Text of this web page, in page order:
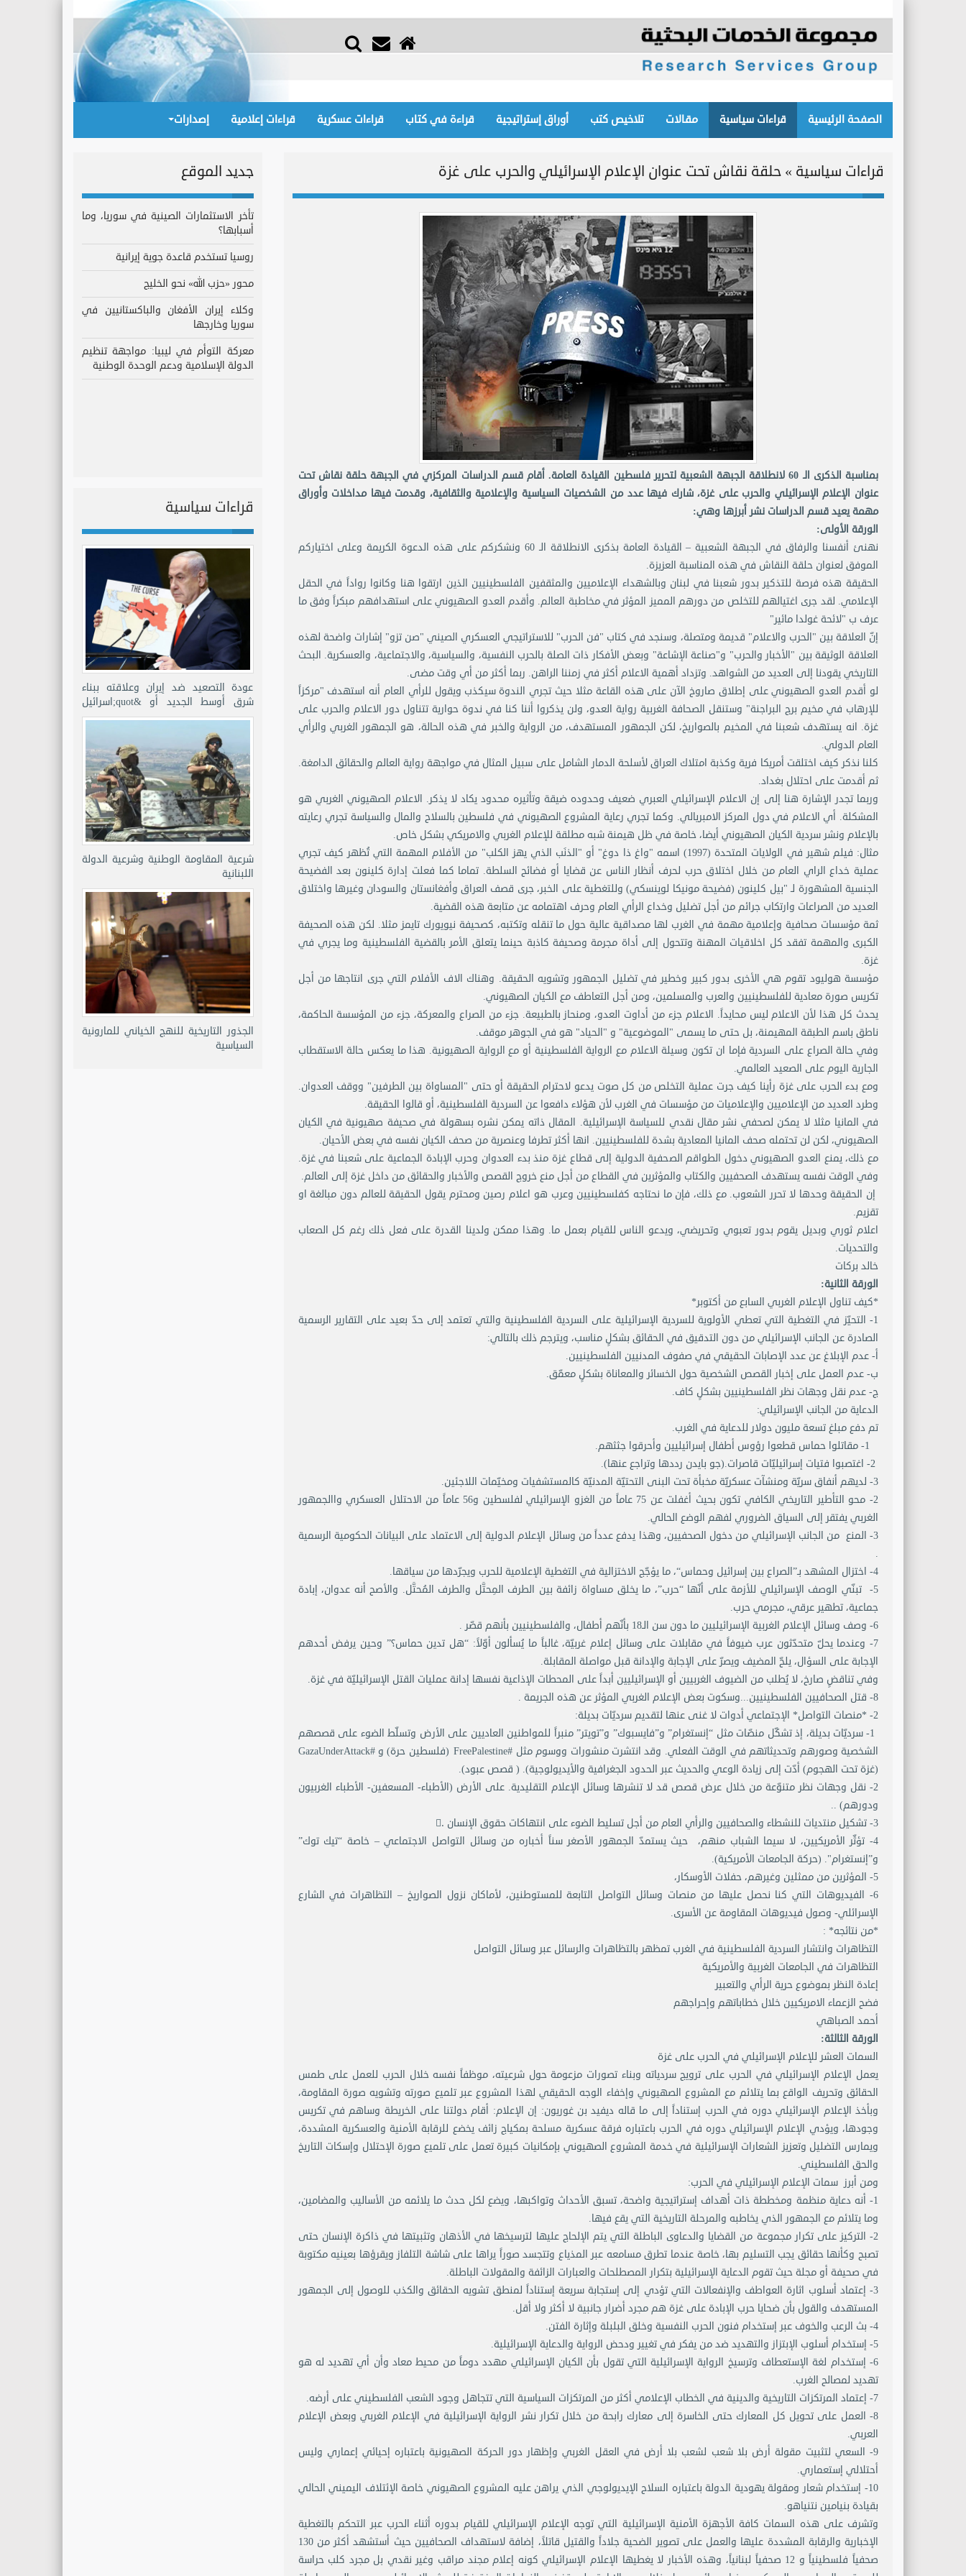
الصفحة الرئيسية قراءات سياسية مقالات تلاخيص كتب أوراق إستراتيجية قراءة في كتاب قراءات عسكرية قراءات إعلامية إصدارات
قراءات سياسية » حلقة نقاش تحت عنوان الإعلام الإسرائيلي والحرب على غزة
بمناسبة الذكرى الـ 60 لانطلاقة الجبهة الشعبية لتحرير فلسطين القيادة العامة. أقام قسم الدراسات المركزي في الجبهة حلقة نقاش تحت
عنوان الإعلام الإسرائيلي والحرب على غزة، شارك فيها عدد من الشخصيات السياسية والإعلامية والثقافية، وقدمت فيها مداخلات وأوراق
مهمة يعيد قسم الدراسات نشر أبرزها وهي:
الورقة الأولى:
نهنئ أنفسنا والرفاق في الجبهة الشعبية – القيادة العامة بذكرى الانطلاقة الـ 60 ونشكركم على هذه الدعوة الكريمة وعلى اختياركم
الموفق لعنوان حلقة النقاش في هذه المناسبة العزيزة.
الحقيقة هذه فرصة للتذكير بدور شعبنا في لبنان وبالشهداء الإعلاميين والمثقفين الفلسطينيين الذين ارتقوا هنا وكانوا رواداً في الحقل
الإعلامي. لقد جرى اغتيالهم للتخلص من دورهم المميز المؤثر في مخاطبة العالم. وأقدم العدو الصهيوني على استهدافهم مبكراً وفق ما
عرف ب "لائحة غولدا مائير"
إنّ العلاقة بين "الحرب والاعلام" قديمة ومتصلة، وسنجد في كتاب "فن الحرب" للاستراتيجي العسكري الصيني "صن تزو" إشارات واضحة لهذه
العلاقة الوثيقة بين "الأخبار والحرب" و"صناعة الإشاعة" وبعض الأفكار ذات الصلة بالحرب النفسية، والسياسية، والاجتماعية، والعسكرية. البحث
التاريخي يقودنا إلى العديد من الشواهد. وتزداد أهمية الاعلام أكثر في زمننا الراهن. ربما أكثر من أي وقت مضى.
لو أقدم العدو الصهيوني على إطلاق صاروخ الآن على هذه القاعة مثلا حيث تجري الندوة سيكذب ويقول للرأي العام أنه استهدف "مركزاً
للإرهاب في مخيم برج البراجنة" وستنقل الصحافة الغربية رواية العدو، ولن يذكروا أننا كنا في ندوة حوارية تتناول دور الاعلام والحرب على
غزة. انه يستهدف شعبنا في المخيم بالصواريخ، لكن الجمهور المستهدف، من الرواية والخبر في هذه الحالة، هو الجمهور الغربي والرأي
العام الدولي.
كلنا نذكر كيف اختلقت أمريكا فرية وكذبة امتلاك العراق لأسلحة الدمار الشامل على سبيل المثال في مواجهة رواية العالم والحقائق الدامغة.
ثم أقدمت على احتلال بغداد.
وربما تجدر الإشارة هنا إلى إن الاعلام الإسرائيلي العبري ضعيف وحدوده ضيقة وتأثيره محدود يكاد لا يذكر. الاعلام الصهيوني الغربي هو
المشكلة. أي الاعلام في دول المركز الامبريالي. وكما تجري رعاية المشروع الصهيوني في فلسطين بالسلاح والمال والسياسة تجري رعايته
بالإعلام ونشر سردية الكيان الصهيوني أيضا، خاصة في ظل هيمنة شبه مطلقة للإعلام الغربي والامريكي بشكل خاص.
مثال: فيلم شهير في الولايات المتحدة (1997) اسمه "واغ ذا دوغ" أو "الذنَب الذي يهز الكلب" من الأفلام المهمة التي تُظهر كيف تجري
عملية خداع الراي العام من خلال اختلاق حرب لحرف أنظار الناس عن قضايا أو فضائح السلطة. تماما كما فعلت إدارة كلينون بعد الفضيحة
الجنسية المشهورة لـ "بيل كلينون (فضيحة مونيكا لوينسكي) وللتغطية على الخبر، جرى قصف العراق وأفغانستان والسودان وغيرها واختلاق
العديد من الصراعات وارتكاب جرائم من أجل تضليل وخداع الرأي العام وحرف اهتمامه عن متابعة هذه القضية.
ثمة مؤسسات صحافية وإعلامية مهمة في الغرب لها مصداقية عالية حول ما تنقله وتكتبه، كصحيفة نيويورك تايمز مثلا. لكن هذه الصحيفة
الكبرى والمهمة تفقد كل اخلاقيات المهنة وتتحول إلى أداة مجرمة وصحيفة كاذبة حينما يتعلق الأمر بالقضية الفلسطينية وما يجري في
غزة.
مؤسسة هوليود تقوم هي الأخرى بدور كبير وخطير في تضليل الجمهور وتشويه الحقيقة. وهناك الاف الأفلام التي جرى انتاجها من أجل
تكريس صورة معادية للفلسطينيين والعرب والمسلمين، ومن أجل التعاطف مع الكيان الصهيوني.
يحدث كل هذا لأن الاعلام ليس محايداً. الاعلام جزء من أداوت العدو، ومنحاز بالطبيعة. جزء من الصراع والمعركة، جزء من المؤسسة الحاكمة،
ناطق باسم الطبقة المهيمنة، بل حتى ما يسمى "الموضوعية" و "الحياد" هو في الجوهر موقف.
وفي حالة الصراع على السردية فإما ان تكون وسيلة الاعلام مع الرواية الفلسطينية أو مع الرواية الصهيونية. هذا ما يعكس حالة الاستقطاب
الجارية اليوم على الصعيد العالمي.
ومع بدء الحرب على غزة رأينا كيف جرت عملية التخلص من كل صوت يدعو لاحترام الحقيقة أو حتى "المساواة بين الطرفين" ووقف العدوان.
وطرد العديد من الإعلاميين والإعلاميات من مؤسسات في الغرب لأن هؤلاء دافعوا عن السردية الفلسطينية، أو قالوا الحقيقة.
في المانيا مثلا لا يمكن لصحفي نشر مقال نقدي للسياسة الإسرائيلية. المقال ذاته يمكن نشره بسهولة في صحيفة صهيونية في الكيان
الصهيوني، لكن لن تحتمله صحف المانيا المعادية بشدة للفلسطينيين. انها أكثر تطرفا وعنصرية من صحف الكيان نفسه في بعض الأحيان.
مع ذلك، يمنع العدو الصهيوني دخول الطواقم الصحفية الدولية إلى قطاع غزة منذ بدء العدوان وحرب الإبادة الجماعية على شعبنا في غزة.
وفي الوقت نفسه يستهدف الصحفيين والكتاب والمؤثرين في القطاع من أجل منع خروج القصص والأخبار والحقائق من داخل غزة إلى العالم.
إن الحقيقة وحدها لا تحرر الشعوب. مع ذلك، فإن ما نحتاجه كفلسطينيين وعرب هو اعلام رصين ومحترم يقول الحقيقة للعالم دون مبالغة او
تقزيم.
اعلام ثوري وبديل يقوم بدور تعبوي وتحريضي، ويدعو الناس للقيام بعمل ما. وهذا ممكن ولدينا القدرة على فعل ذلك رغم كل الصعاب
والتحديات.
خالد بركات
الورقة الثانية:
*كيف تناول الإعلام الغربي السابع من أكتوبر*
1- التحيّز في التغطية التي تعطي الأولوية للسردية الإسرائيلية على السردية الفلسطينية والتي تعتمد إلى حدّ بعيد على التقارير الرسمية
الصادرة عن الجانب الإسرائيلي من دون التدقيق في الحقائق بشكلٍ مناسب، ويترجم ذلك بالتالي:
أ- عدم الإبلاغ عن عدد الإصابات الحقيقي في صفوف المدنيين الفلسطينيين.
ب- عدم العمل على إخبار القصص الشخصية حول الخسائر والمعاناة بشكلٍ معمّق.
ج- عدم نقل وجهات نظر الفلسطينيين بشكلٍ كاف.
الدعاية من الجانب الإسرائيلي:
تم دفع مبلغ تسعة مليون دولار للدعاية في الغرب.
3- لديهم أنفاق سريّة ومنشآت عسكريّة مخبأة تحت البنى التحتيّة المدنيّة كالمستشفيات ومخيّمات اللاجئين.
2- محو التأطير التاريخي الكافي تكون بحيث أغفلت عن 75 عاماً من الغزو الإسرائيلي لفلسطين و56 عاماً من الاحتلال العسكري واالجمهور
الغربي يفتقر إلى السياق الضروري لفهم الوضع الحالي.
3- المنع من الجانب الإسرائيلي من دخول الصحفيين، وهذا يدفع عدداً من وسائل الإعلام الدولية إلى الاعتماد على البيانات الحكومية الرسمية
.
4- اختزال المشهد بـ”الصراع بين إسرائيل وحماس“، ما يؤجّج الاختزالية في التغطية الإعلامية للحرب ويجرّدها من سياقها.
5- تبنّي الوصف الإسرائيلي للأزمة على أنّها “حرب”، ما يخلق مساواة زائفة بين الطرف المِحتَّل والطرف المُحتَّل. والأصح أنه عدوان، إبادة
جماعية، تطهير عرقي، مجرمي حرب.
6- وصف وسائل الإعلام الغربية الإسرائيليين ما دون سن الـ18 بأنّهم أطفال، والفلسطينيين بأنهم قصّر .
7- وعندما يحلّ متحدّثون عرب ضيوفاً في مقابلات على وسائل إعلام غربيّة، غالباً ما يُسألون أوّلاً: “هل تدين حماس؟” وحين يرفض أحدهم
الإجابة على السؤال، يلحّ المضيف ويصرّ على الإجابة والإدانة قبل مواصلة المقابلة.
وفي تناقضٍ صارخ، لا يُطلب من الضيوف الغربيين أو الإسرائيليين أبداً على المحطات الإذاعية نفسها إدانة عمليات القتل الإسرائيليّة في غزة.
8- قتل الصحافيين الفلسطينيين...وسكوت بعض الإعلام الغربي المؤثر عن هذه الجريمة .
2- *منصات التواصل* الإجتماعي أدوات لا غنى عنها لتقديم سرديّات بديلة:
1- سرديّات بديلة، إذ تشكّل منصّات مثل “إنستغرام” و”فايسبوك” و”تويتر” منبراً للمواطنين العاديين على الأرض وتسلّط الضوء على قصصهم
الشخصية وصورهم وتحديثاتهم في الوقت الفعلي. وقد انتشرت منشورات ووسوم مثل #FreePalestine (فلسطين حرة) و #GazaUnderAttack
(غزة تحت الهجوم) أدّت إلى زيادة الوعي والحديث عبر الحدود الجغرافية والأيديولوجية). ( قصص عبود).
2- نقل وجهات نظر متنوّعة من خلال عرض قصص قد لا تنشرها وسائل الإعلام التقليدية. على الأرض (الأطباء- المسعفين- الأطباء الغربيون
ودورهم) ..
3- تشكيل منتديات للنشطاء والصحافيين والرأي العام من أجل تسليط الضوء على انتهاكات حقوق الإنسان .ِ
4- تؤثّر الأمريكيين، لا سيما الشباب منهم، حيث يستمدّ الجمهور الأصغر سناً أخباره من وسائل التواصل الاجتماعي – خاصة “تيك توك”
و”إنستغرام". (حركة الجامعات الأمريكية).
5- المؤثرين من ممثلين وغيرهم، حفلات الأوسكار،
6- الفيديوهات التي كنا نحصل عليها من منصات وسائل التواصل التابعة للمستوطنين، لأماكان نزول الصواريخ – التظاهرات في الشارع
الإسرائلي- وصول فيديوهات المقاومة عن الأسرى.
*من نتائجه* :
التظاهرات وانتشار السردية الفلسطينية في الغرب تمظهر بالتظاهرات والرسائل عبر وسائل التواصل
التظاهرات في الجامعات الغربية والأمريكية
إعادة النظر بموضوع حرية الرأي والتعبير
فضح الزعماء الامريكيين خلال خطاباتهم وإحراجهم
أحمد الصباهي
الورقة الثالثة:
السمات العشر للإعلام الإسرائيلي في الحرب على غزة
يعمل الإعلام الإسرائيلي في الحرب على ترويج سردياته وبناء تصورات مزعومة حول شرعيته، موظفاً نفسه خلال الحرب للعمل على طمس
الحقائق وتحريف الواقع بما يتلائم مع المشروع الصهيوني وإخفاء الوجه الحقيقي لهذا المشروع عبر تلميع صورته وتشويه صورة المقاومة،
وبأخذ الإعلام الإسرائيلي دوره في الحرب إستناداً إلى ما قاله ديفيد بن غوريون: إن الإعلام: أقام دولتنا على الخريطة وساهم في تكريس
وجودها، ويؤدي الإعلام الإسرائيلي دوره في الحرب باعتباره فرقة عسكرية مسلحة بمكياج زائف يخضع للرقابة الأمنية والعسكرية المشددة،
ويمارس التضليل وتعزيز الشعارات الإسرائيلية في خدمة المشروع الصهيوني بإمكانيات كبيرة تعمل على تلميع صورة الإحتلال وإسكات التاريخ
والحق الفلسطيني.
ومن أبرز سمات الإعلام الإسرائيلي في الحرب:
1- أنه دعاية منظمة ومخططة ذات أهداف إستراتيجية واضحة، تسبق الأحداث وتواكبها، ويضع لكل حدث ما يلائمه من الأساليب والمضامين،
وما يتلائم مع الجمهور الذي يخاطبه والمرحلة التاريخية التي يقع فيها.
2- التركيز على تكرار مجموعة من القضايا والدعاوى الباطلة التي يتم الإلحاج عليها لترسيخها في الأذهان وتثبيتها في ذاكرة الإنسان حتى
تصبح وكأنها حقائق يجب التسليم بها، خاصة عندما تطرق مسامعه عبر المذياع وتتجسد صوراً يراها على شاشة التلفاز ويقرؤها بعينيه مكتوبة
في صحيفة أو مجلة حيث تقوم الدعاية الإسرائيلية بتكرار المصطلحات والعبارات الزائفة والمقولات الباطلة.
3- إعتماد أسلوب اثارة العواطف والإنفعالات التي تؤدي إلى إستجابة سريعة إستناداً لمنطق تشويه الحقائق والكذب للوصول إلى الجمهور
المستهدف والقول بأن ضحايا حرب الإبادة على غزة هم مجرد أضرار جانبية لا أكثر ولا أقل.
4- بث الرعب والخوف عبر إستخدام فنون الحرب النفسية وخلق البلبلة وإثارة الفتن.
5- إستخدام أسلوب الإبتزاز والتهديد ضد من يفكر في تغيير ودحض الرواية والدعاية الإسرائيلية.
6- إستخدام لغة الإستعطاف وترسيخ الرواية الإسرائيلية التي تقول بأن الكيان الإسرائيلي مهدد دوماً من محيط معاد وأن أي تهديد له هو
تهديد لمصالح الغرب.
7- إعتماد المرتكزات التاريخية والدينية في الخطاب الإعلامي أكثر من المرتكزات السياسية التي تتجاهل وجود الشعب الفلسطيني على أرضه.
8- العمل على تحويل كل المعارك حتى الخاسرة إلى معارك رابحة من خلال تكرار نشر الرواية الإسرائيلية في الإعلام الغربي وبعض الإعلام
العربي.
9- السعي لتثبيت مقولة أرض بلا شعب لشعب بلا أرض في العقل الغربي وإظهار دور الحركة الصهيونية باعتباره إحيائي إعماري وليس
أحتلالي إستعماري.
10- إستخدام شعار ومقولة يهودية الدولة باعتباره السلاح الإيديولوجي الذي يراهن عليه المشروع الصهيوني خاصة الإئتلاف اليميني الحالي
بقيادة بنيامين نتنياهو.
وتشرف على هذه السمات كافة الأجهزة الأمنية الإسرائيلية التي توجه الإعلام الإسرائيلي للقيام بدوره أثناء الحرب عبر التحكم بالتغطية
الإخبارية والرقابة المشددة عليها والعمل على تصوير الضحية جلاداً والقتيل قاتلاً، إضافة لاستهداف الصحافيين حيث أستشهد أكثر من 130
صحفياً فلسطينياً و 12 صحفياً لبنانياً، وهذه الأخبار لا يغطيها الإعلام الإسرائيلي كونه إعلام مجند مراقب وغير نقدي بل مجرد كلب حراسة
جديد الموقع
تأخر الاستثمارات الصينية في سوريا، وما
أسبابها؟
روسيا تستخدم قاعدة جوية إيرانية
محور «حزب الله» نحو الخليج
وكلاء إيران الأفغان والباكستانيين في
سوريا وخارجها
معركة التوأم في ليبيا: مواجهة تنظيم
الدولة الإسلامية ودعم الوحدة الوطنية
قراءات سياسية
عودة التصعيد ضد إيران وعلاقته ببناء
شرق أوسط الجديد أو &quot;اسرائيل
الكبرى&quot;
شرعية المقاومة الوطنية وشرعية الدولة
اللبنانية
الجذور التاريخية للنهج الخياني للمارونية
السياسية